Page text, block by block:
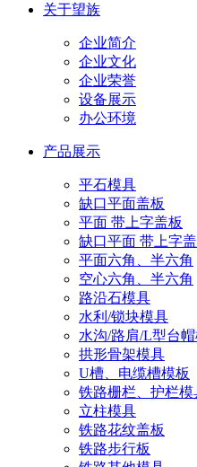
关于望族
企业简介
企业文化
企业荣誉
设备展示
办公环境
产品展示
平石模具
缺口平面盖板
平面 带上字盖板
缺口平面 带上字
平面六角、半六角
空心六角、半六角
路沿石模具
水利/锁块模具
水沟/路肩/L型台
拱形骨架模具
U槽、电缆槽模板
铁路栅栏、护栏模
立柱模具
铁路花纹盖板
铁路步行板